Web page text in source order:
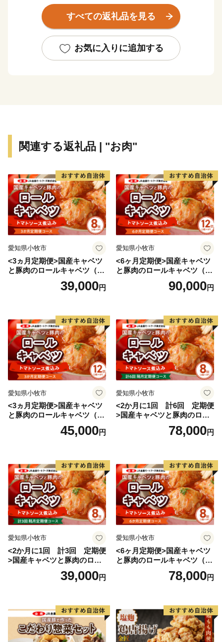
のような自然豊かな地で、交通の要衝としても大きく発
展しています。
く、注目される都市の一つとして数えられています。
すべての返礼品を見る
お気に入りに追加する
関連する返礼品 | "お肉"
愛知県小牧市
<3ヵ月定期便>国産キャベツ
と豚肉のロールキャベツ（4P
39,000円
愛知県小牧市
<6ヶ月定期便>国産キャベツ
と豚肉のロールキャベツ（6P
90,000円
愛知県小牧市
<3ヵ月定期便>国産キャベツ
と豚肉のロールキャベツ（6P
45,000円
愛知県小牧市
<2か月に1回 計6回 定期便
>国産キャベツと豚肉のロー
ルキャベツ（4P入り）
78,000円
愛知県小牧市
<2か月に1回 計3回 定期便
>国産キャベツと豚肉のロー
ルキャベツ（4P入り）
39,000円
愛知県小牧市
<6ヶ月定期便>国産キャベツ
と豚肉のロールキャベツ（4P
78,000円